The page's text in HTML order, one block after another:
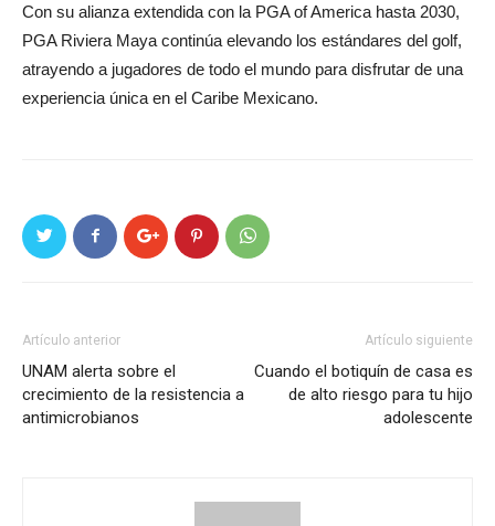
Con su alianza extendida con la PGA of America hasta 2030,
PGA Riviera Maya continúa elevando los estándares del golf,
atrayendo a jugadores de todo el mundo para disfrutar de una
experiencia única en el Caribe Mexicano.
Artículo anterior
UNAM alerta sobre el
crecimiento de la resistencia a
antimicrobianos
Artículo siguiente
Cuando el botiquín de casa es
de alto riesgo para tu hijo
adolescente